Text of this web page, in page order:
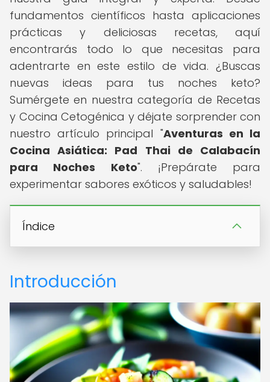
fundamentos científicos hasta aplicaciones
prácticas y deliciosas recetas, aquí
encontrarás todo lo que necesitas para
adentrarte en este estilo de vida. ¿Buscas
nuevas ideas para tus noches keto?
Sumérgete en nuestra categoría de Recetas
y Cocina Cetogénica y déjate sorprender con
nuestro artículo principal "Aventuras en la
Cocina Asiática: Pad Thai de Calabacín
para Noches Keto". ¡Prepárate para
experimentar sabores exóticos y saludables!
Índice
Introducción